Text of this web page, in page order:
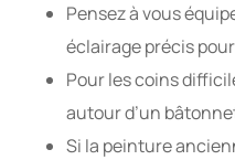
Pensez à vous
éclairage précis
Pour les coins
autour d’un
Si la peinture